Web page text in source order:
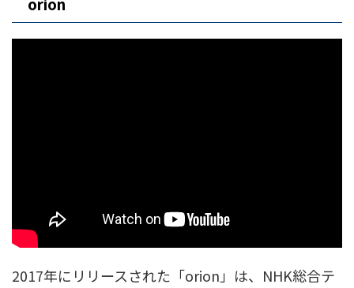
2017年にリリースされた「orion」は、NHK総合テ